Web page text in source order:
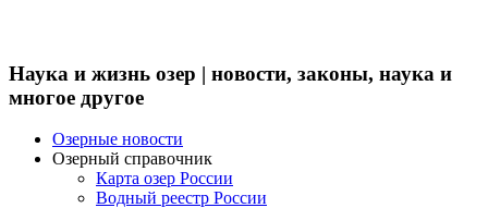
Наука и жизнь озер | новости, законы, наука и
многое другое
Озерные новости
Озерный справочник
Карта озер России
Водный реестр России